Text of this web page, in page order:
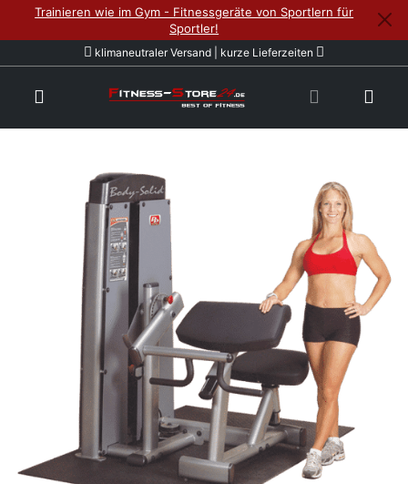
Trainieren wie im Gym - Fitnessgeräte von Sportlern für
Sportler!
klimaneutraler Versand | kurze Lieferzeiten